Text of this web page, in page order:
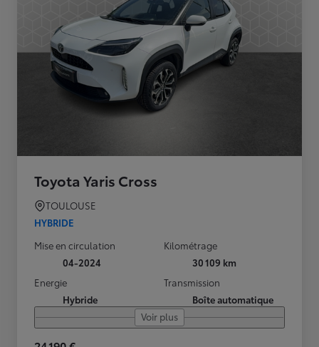
Toyota Yaris Cross
TOULOUSE
HYBRIDE
Mise en circulation
04-2024
Kilométrage
30 109 km
Energie
Hybride
Transmission
Boîte automatique
Voir plus